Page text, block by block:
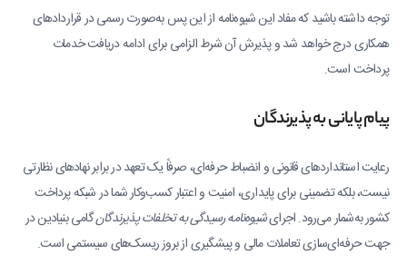
توجه داشته باشید که مفاد این شیوه‌نامه از این پس به‌صورت رسمی در قراردادهای
همکاری درج خواهد شد و پذیرش آن شرط الزامی برای ادامه دریافت خدمات
پرداخت است.
پیام پایانی به پذیرندگان
رعایت استانداردهای قانونی و انضباط حرفه‌ای، صرفاً یک تعهد در برابر نهادهای نظارتی
نیست، بلکه تضمینی برای پایداری، امنیت و اعتبار کسب‌وکار شما در شبکه پرداخت
کشور به‌شمار می‌رود. اجرایشیوه‌نامه رسیدگی به تخلفات پذیرندگانگامی بنیادین در
جهت حرفه‌ای‌سازی تعاملات مالی و پیشگیری از بروز ریسک‌های سیستمی است.